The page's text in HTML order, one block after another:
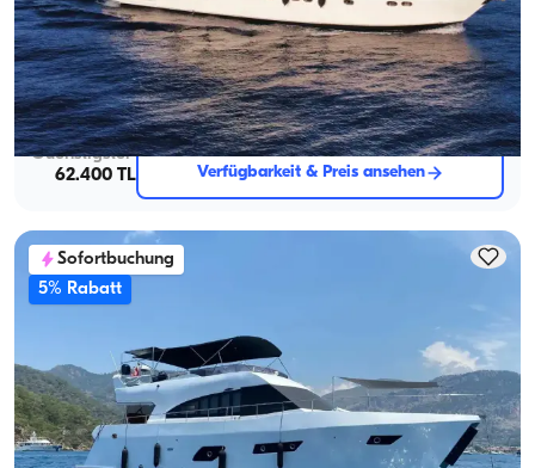
3-Kabine, 6-Personen Princess Jacht – Komfort & Abenteuer
Combined
Mit Kapitaen
Motoryacht
Segeln 6 Pers. · 3 Kabine · 20.00m
Guenstigster
62.400 TL
Verfügbarkeit & Preis ansehen
Sofortbuchung
5% Rabatt